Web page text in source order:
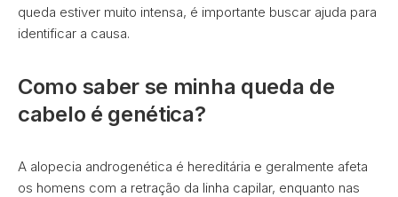
queda estiver muito intensa, é importante buscar ajuda para
identificar a causa.
Como saber se minha queda de
cabelo é genética?
A alopecia androgenética é hereditária e geralmente afeta
os homens com a retração da linha capilar, enquanto nas